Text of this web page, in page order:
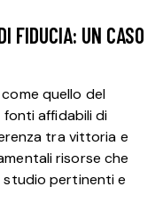
FIDUCIA: UN CASO
quello del
affidabili di
tra vittoria e
risorse che
pertinenti e